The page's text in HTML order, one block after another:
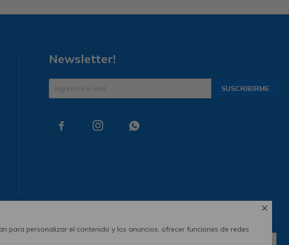

para personalizar el contenido y los anuncios, ofrecer funciones de redes
Newsletter!
SUSCRIBIRME
  